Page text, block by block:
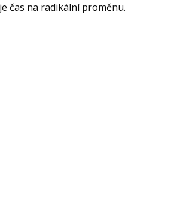
čas na radikální proměnu.